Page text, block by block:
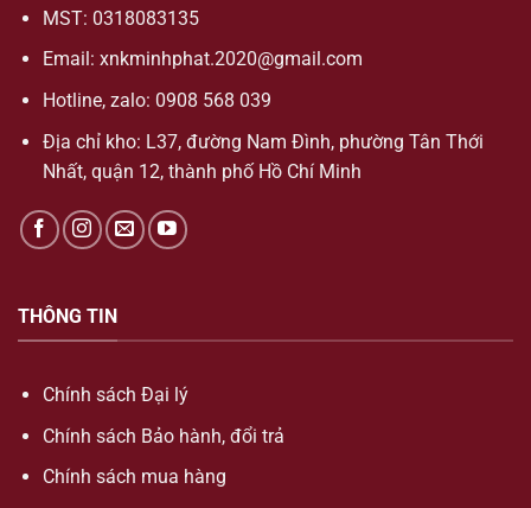
MST: 0318083135
Email: xnkminhphat.2020@gmail.com
Hotline, zalo: 0908 568 039
Địa chỉ kho: L37, đường Nam Đình, phường Tân Thới
Nhất, quận 12, thành phố Hồ Chí Minh
THÔNG TIN
Chính sách Đại lý
Chính sách Bảo hành, đổi trả
Chính sách mua hàng